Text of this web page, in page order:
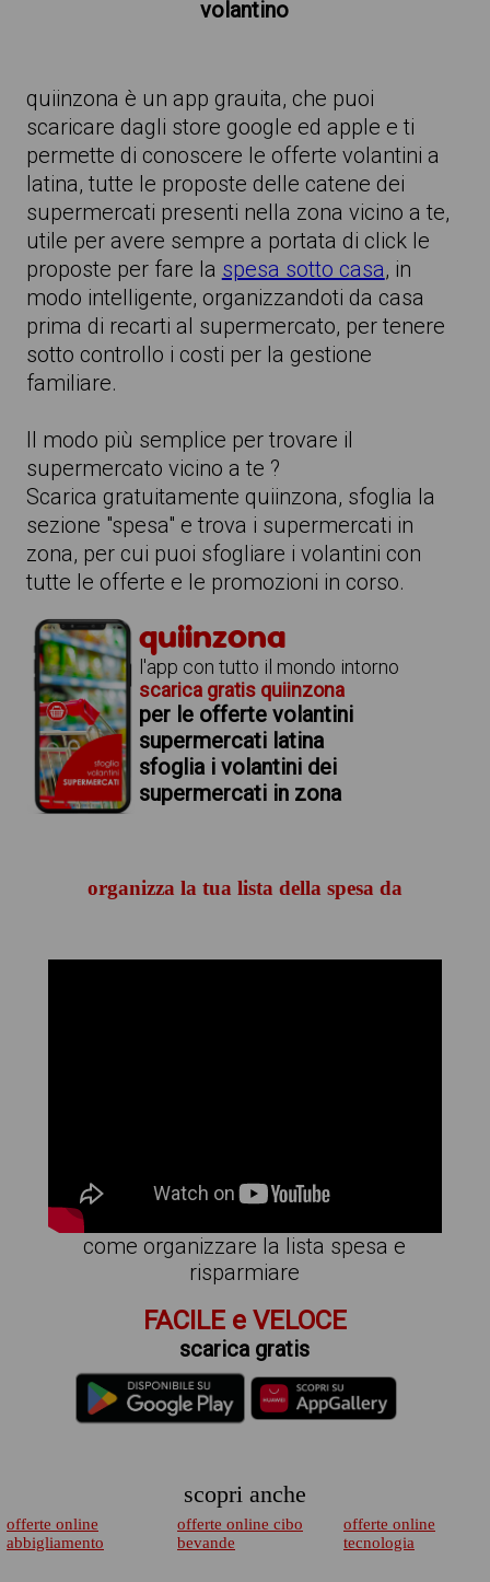
volantino
quiinzona è un app grauita, che puoi
scaricare dagli store google ed apple e ti
permette di conoscere le offerte volantini a
latina, tutte le proposte delle catene dei
supermercati presenti nella zona vicino a te,
utile per avere sempre a portata di click le
proposte per fare la spesa sotto casa, in
modo intelligente, organizzandoti da casa
prima di recarti al supermercato, per tenere
sotto controllo i costi per la gestione
familiare.
Il modo più semplice per trovare il
supermercato vicino a te ?
Scarica gratuitamente quiinzona, sfoglia la
sezione "spesa" e trova i supermercati in
zona, per cui puoi sfogliare i volantini con
tutte le offerte e le promozioni in corso.
quiinzona
l'app con tutto il mondo intorno
scarica gratis quiinzona
per le offerte volantini
supermercati latina
sfoglia i volantini dei
supermercati in zona
organizza la tua lista della spesa da
come organizzare la lista spesa e
risparmiare
FACILE e VELOCE
scarica gratis
scopri anche
offerte online
abbigliamento
offerte online cibo
bevande
offerte online
tecnologia